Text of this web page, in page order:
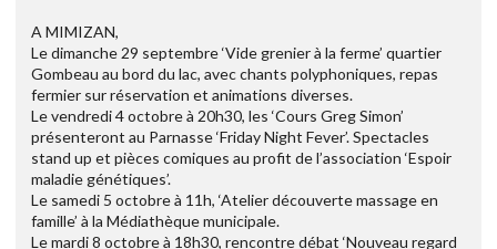
A MIMIZAN,
Le dimanche 29 septembre ‘Vide grenier à la ferme’ quartier
Gombeau au bord du lac, avec chants polyphoniques, repas
fermier sur réservation et animations diverses.
Le vendredi 4 octobre à 20h30, les ‘Cours Greg Simon’
présenteront au Parnasse ‘Friday Night Fever’. Spectacles
stand up et pièces comiques au profit de l’association ‘Espoir
maladie génétiques’.
Le samedi 5 octobre à 11h, ‘Atelier découverte massage en
famille’ à la Médiathèque municipale.
Le mardi 8 octobre à 18h30, rencontre débat ‘Nouveau regard